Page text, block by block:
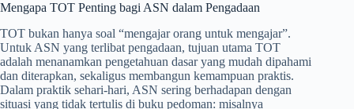
Mengapa TOT Penting bagi ASN dalam Pengadaan
TOT bukan hanya soal “mengajar orang untuk mengajar”.
Untuk ASN yang terlibat pengadaan, tujuan utama TOT
adalah menanamkan pengetahuan dasar yang mudah dipahami
dan diterapkan, sekaligus membangun kemampuan praktis.
Dalam praktik sehari-hari, ASN sering berhadapan dengan
situasi yang tidak tertulis di buku pedoman: misalnya